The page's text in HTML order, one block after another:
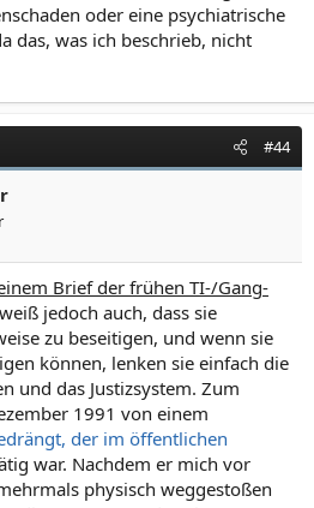
oder eine psychiatrische
das, was ich beschrieb, nicht
#44
Brief der frühen TI-/Gang-
jedoch auch, dass sie
zu beseitigen, und wenn sie
können, lenken sie einfach die
und das Justizsystem. Zum
1991 von einem
der im öffentlichen
war. Nachdem er mich vor
physisch weggestoßen